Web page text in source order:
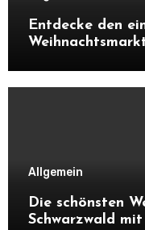
Entdecke den
Allgemein
Die schönsten
Schwarzwald